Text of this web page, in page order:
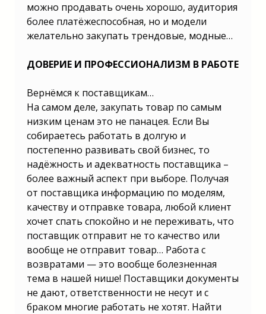
можно продавать очень хорошо, аудитория
более платёжеспособная, но и модели
желательно закупать трендовые, модные…
ДОВЕРИЕ И ПРОФЕССИОНАЛИЗМ В РАБОТЕ
Вернёмся к поставщикам…
На самом деле, закупать товар по самым
низким ценам это не панацея. Если Вы
собираетесь работать в долгую и
постепенно развивать свой бизнес, то
надёжность и адекватность поставщика –
более важный аспект при выборе. Получая
от поставщика информацию по моделям,
качеству и отправке товара, любой клиент
хочет спать спокойно и не переживать, что
поставщик отправит не то качество или
вообще не отправит товар… Работа с
возвратами — это вообще болезненная
тема в нашей нише! Поставщики документы
не дают, ответственности не несут и с
браком многие работать не хотят. Найти